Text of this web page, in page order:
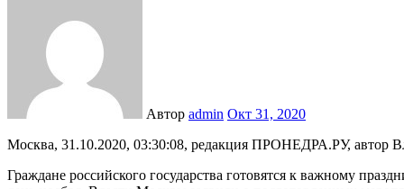
Автор admin Окт 31, 2020
Москва, 31.10.2020, 03:30:08, редакция ПРОНЕДРА.РУ, автор
Граждане российского государства готовятся к важному